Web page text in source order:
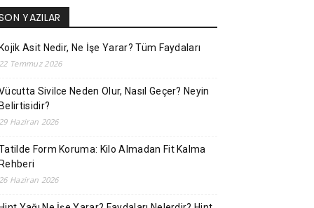
YAZILAR
Kojik Asit Nedir, Ne İşe Yarar? Tüm Faydaları
22 Temmuz 2026
Sivilce Neden Olur, Nasıl Geçer? Neyin
Belirtisidir?
29 Haziran 2026
Form Koruma: Kilo Almadan Fit Kalma
Rehberi
26 Haziran 2026